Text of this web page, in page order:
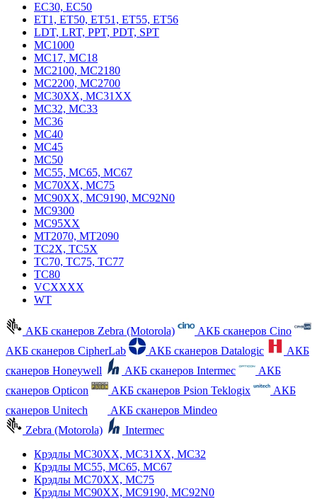
EC30, EC50
ET1, ET50, ET51, ET55, ET56
LDT, LRT, PPT, PDT, SPT
MC1000
MC17, MC18
MC2100, MC2180
MC2200, MC2700
MC30XX, MC31XX
MC32, MC33
MC36
MC40
MC45
MC50
MC55, MC65, MC67
MC70XX, MC75
MC90XX, MC9190, MC92N0
MC9300
MC95XX
MT2070, MT2090
TC2X, TC5X
TC70, TC75, TC77
TC80
VCXXXX
WT
АКБ сканеров Zebra (Motorola)
АКБ сканеров Cino
АКБ сканеров CipherLab
АКБ сканеров Datalogic
АКБ
сканеров Honeywell
АКБ сканеров Intermec
АКБ
сканеров Opticon
АКБ сканеров Psion Teklogix
АКБ
сканеров Unitech
АКБ сканеров Mindeo
Zebra (Motorola)
Intermec
Крэдлы MC30XX, MC31XX, MC32
Крэдлы MC55, MC65, MC67
Крэдлы MC70XX, MC75
Крэдлы MC90XX, MC9190, MC92N0